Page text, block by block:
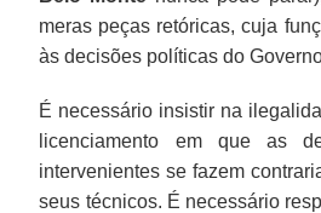
meras peças retóricas, cuja
às decisões políticas do
É necessário insistir na
licenciamento em que as
intervenientes se fazem
seus técnicos. É necessário